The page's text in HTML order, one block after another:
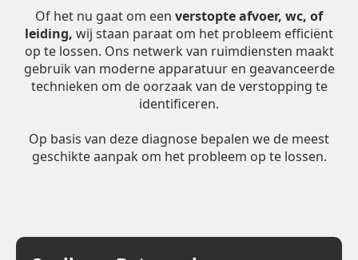
Of het nu gaat om een verstopte afvoer, wc, of
leiding, wij staan paraat om het probleem efficiënt
op te lossen. Ons netwerk van ruimdiensten maakt
gebruik van moderne apparatuur en geavanceerde
technieken om de oorzaak van de verstopping te
identificeren.
Op basis van deze diagnose bepalen we de meest
geschikte aanpak om het probleem op te lossen.